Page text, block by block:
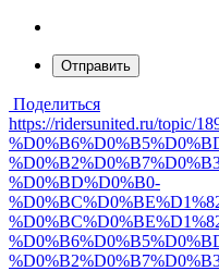
Отправить
Поделиться
https://ridersunited.ru/topic/
%D0%BD%D0%B0-